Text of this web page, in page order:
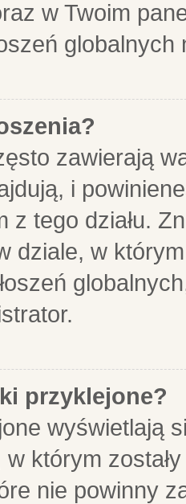
w Twoim
zawierają
i
z tego działu.
dziale, w
przyklejone?
wyświetlają
w którym
nie powinny